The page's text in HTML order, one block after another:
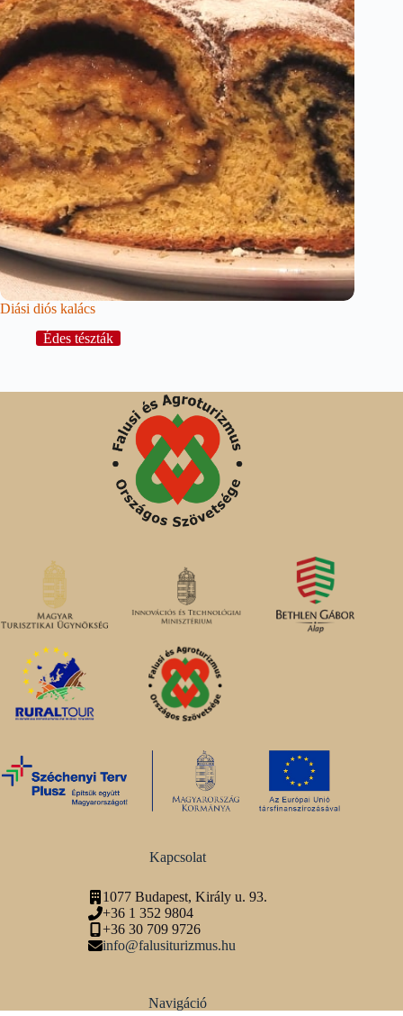
Diási diós kalács
Édes tészták
Kapcsolat
1077 Budapest, Király u. 93.
+36 1 352 9804
+36 30 709 9726
info@falusiturizmus.hu
Navigáció